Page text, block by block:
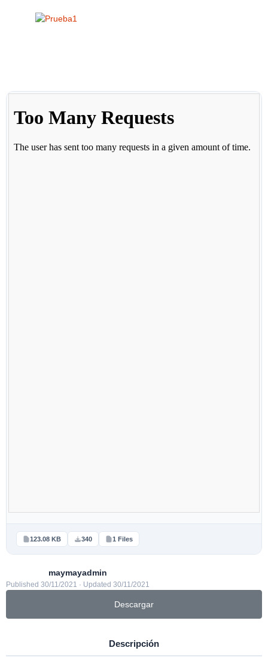
123.08 KB 340 1 Files
maymayadmin
Published 30/11/2021 · Updated 30/11/2021
Descargar
Descripción